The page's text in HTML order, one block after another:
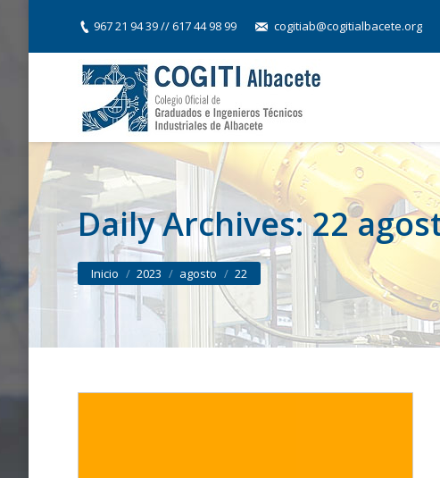
967 21 94 39 // 617 44 98 99 cogitiab@cogitialbacete.org
Daily Archives:22
You are here:
Inicio 2023 agosto 22